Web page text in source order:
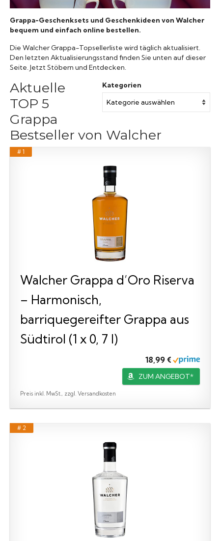
Grappa-Geschenksets und Geschenkideen von Walcher
bequem und einfach online bestellen.
Die Walcher Grappa-Topsellerliste wird täglich aktualisiert.
Den letzten Aktualisierungsstand finden Sie unten auf dieser
Seite. Jetzt Stöbern und Entdecken.
Kategorien
Aktuelle
TOP 5
Grappa
Bestseller von Walcher
# 1
Walcher Grappa d’Oro Riserva
– Harmonisch,
barriquegereifter Grappa aus
Südtirol (1 x 0, 7 l)
18,99 €
ZUM ANGEBOT*
Preis inkl. MwSt., zzgl. Versandkosten
# 2